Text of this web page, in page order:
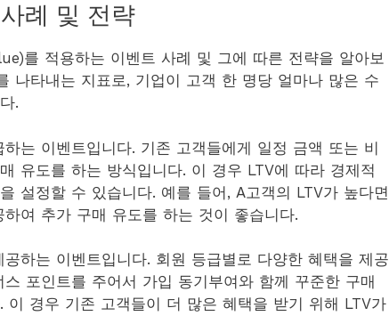
례 및 전략
를 적용하는 이벤트 사례 및 그에 따른 전략을 알아보
나타내는 지표로, 기업이 고객 한 명당 얼마나 많은 수
.
는 이벤트입니다. 기존 고객들에게 일정 금액 또는 비
유도를 하는 방식입니다. 이 경우 LTV에 따라 경제적
설정할 수 있습니다. 예를 들어, A고객의 LTV가 높다면
여 추가 구매 유도를 하는 것이 좋습니다.
하는 이벤트입니다. 회원 등급별로 다양한 혜택을 제공
포인트를 주어서 가입 동기부여와 함께 꾸준한 구매
이 경우 기존 고객들이 더 많은 혜택을 받기 위해 LTV가